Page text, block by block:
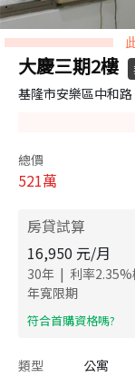
大慶三期2樓
基隆市安樂區中和路
總價
521萬
房貸試算
16,950 元/月
30年 | 利率2.35%
年寬限期
​符合首購資格嗎?
類型 公寓